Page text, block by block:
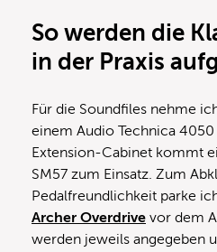
So werden die
in der Praxis
Für die Soundfiles nehme
einem Audio Technica
Extension-Cabinet kommt
SM57 zum Einsatz. Zum
Pedalfreundlichkeit parke
Archer Overdrive vor dem
werden jeweils angegeben